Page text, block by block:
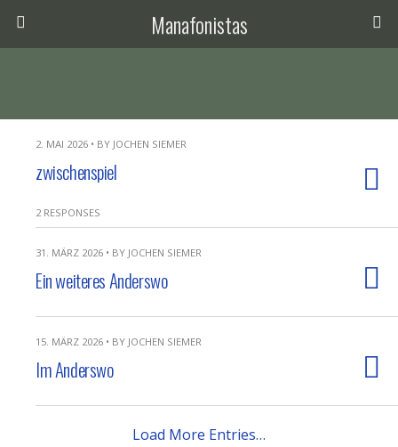
Manafonistas
2. MAI 2026 • BY JOCHEN SIEMER
zwischenspiel
2 RESPONSES
31. MÄRZ 2026 • BY JOCHEN SIEMER
Ein weiteres Anderswo
15. MÄRZ 2026 • BY JOCHEN SIEMER
Im Anderswo
Load More Entries…